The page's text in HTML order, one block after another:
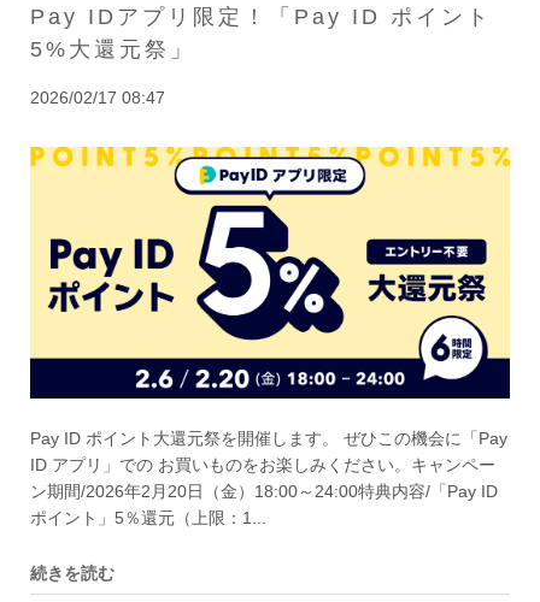
Pay IDアプリ限定！「Pay ID ポイント
5%大還元祭」
2026/02/17 08:47
Pay ID ポイント大還元祭を開催します。 ぜひこの機会に「Pay
ID アプリ」での お買いものをお楽しみください。キャンペー
ン期間/2026年2月20日（金）18:00～24:00特典内容/「Pay ID
ポイント」5％還元（上限：1...
続きを読む